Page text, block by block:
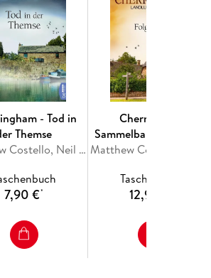
- Tod in
Themse
Matthew Costello, Neil Richards
7,90 €*
Cherringham
Sammelband III - Folge
7-9
Taschenbuch
12,90 €